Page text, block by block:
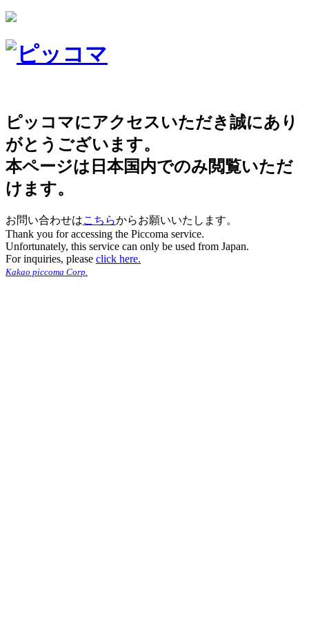
ピッコマにアクセスいただき誠にあり
がとうございます。
本ページは日本国内でのみ閲覧いただ
けます。
お問い合わせはこちらからお願いいたします。
Thank you for accessing the Piccoma service.
Unfortunately, this service can only be used from Japan.
For inquiries, please click here.
Kakao piccoma Corp.